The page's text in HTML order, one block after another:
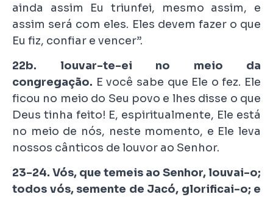
ainda assim Eu triunfei, mesmo assim, e
assim será com eles. Eles devem fazer o que
Eu fiz, confiar e vencer”.
22b. louvar-te-ei no meio da
congregação. E você sabe que Ele o fez. Ele
ficou no meio do Seu povo e lhes disse o que
Deus tinha feito! E, espiritualmente, Ele está
no meio de nós, neste momento, e Ele leva
nossos cânticos de louvor ao Senhor.
23-24. Vós, que temeis ao Senhor, louvai-o;
todos vós, semente de Jacó, glorificai-o; e